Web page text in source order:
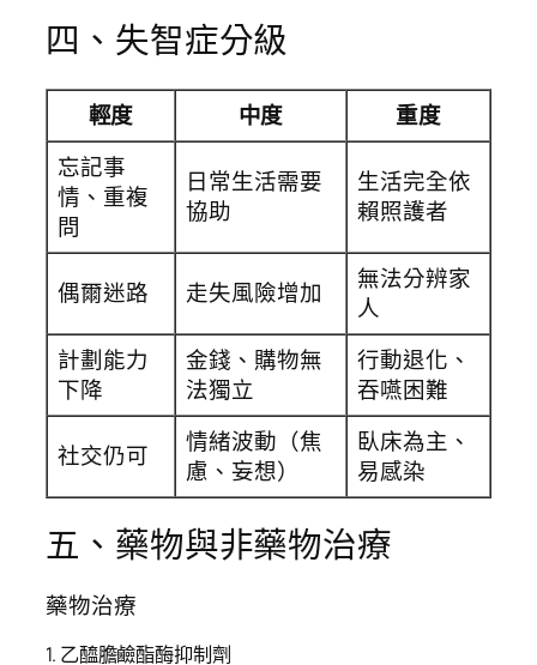
四、失智症分級
輕度 中度
重度
忘記事
情、重複
問
日常生活需要
協助
生活完全依
賴照護者
偶爾迷路 走失風險增加
無法分辨家
人
計劃能力
下降
金錢、購物無
法獨立
行動退化、
吞嚥困難
社交仍可
情緒波動（焦
慮、妄想）
臥床為主、
易感染
五、藥物與非藥物治療
藥物治療
1. 乙醯膽鹼酯酶抑制劑